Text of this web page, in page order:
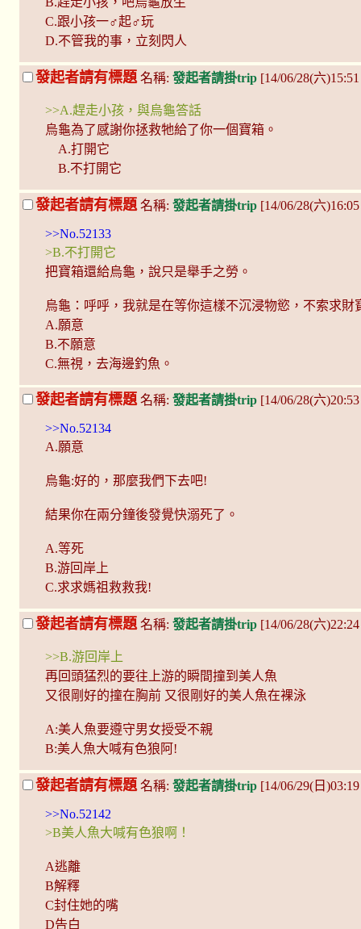
C.跟小孩一♂起♂玩
D.不管我的事，立刻閃人
發起者請有標題 名稱: 發起者請掛trip [14/06/28(六
>>A.趕走小孩，與烏龜答話
烏龜為了感謝你拯救牠給了你一個寶箱。
A.打開它
B.不打開它
發起者請有標題 名稱: 發起者請掛trip [14/06/28(六
>>No.52133
>B.不打開它
把寶箱還給烏龜，說只是舉手之勞。
烏龜：呼呼，我就是在等你這樣不沉浸物慾，不索求
A.願意
B.不願意
C.無視，去海邊釣魚。
發起者請有標題名稱: 發起者請掛trip [14/06/28(六
>>No.52134
A.願意
烏龜:好的，那麼我們下去吧!
結果你在兩分鐘後發覺快溺死了。
A.等死
B.游回岸上
C.求求媽祖救救我!
發起者請有標題 名稱: 發起者請掛trip [14/06/28(六
>>B.游回岸上
再回頭猛烈的要往上游的瞬間撞到美人魚
又很剛好的撞在胸前 又很剛好的美人魚在裸泳
A:美人魚要遵守男女授受不親
B:美人魚大喊有色狼阿!
發起者請有標題 名稱: 發起者請掛trip [14/06/29(日
>>No.52142
>B美人魚大喊有色狼啊！
A逃離
B解釋
C封住她的嘴
D告白